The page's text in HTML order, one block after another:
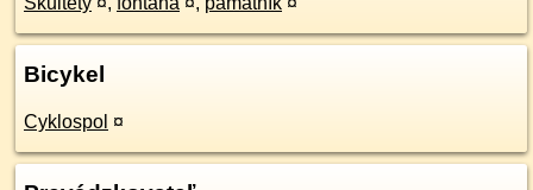
Bicykel
Cyklospol ¤